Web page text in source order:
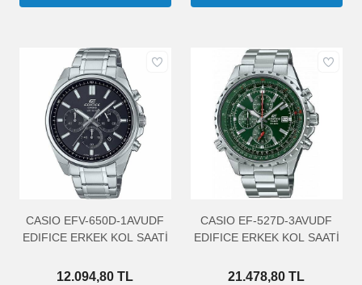
CASIO EFV-650D-1AVUDF
EDIFICE ERKEK KOL SAATİ
12.094,80 TL
CASIO EF-527D-3AVUDF
EDIFICE ERKEK KOL SAATİ
21.478,80 TL